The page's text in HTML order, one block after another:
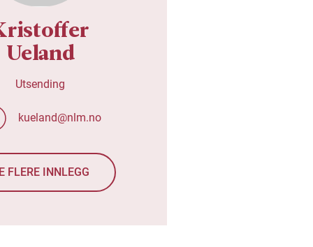
Ueland
Utsending
kueland@nlm.no
FLERE INNLEGG